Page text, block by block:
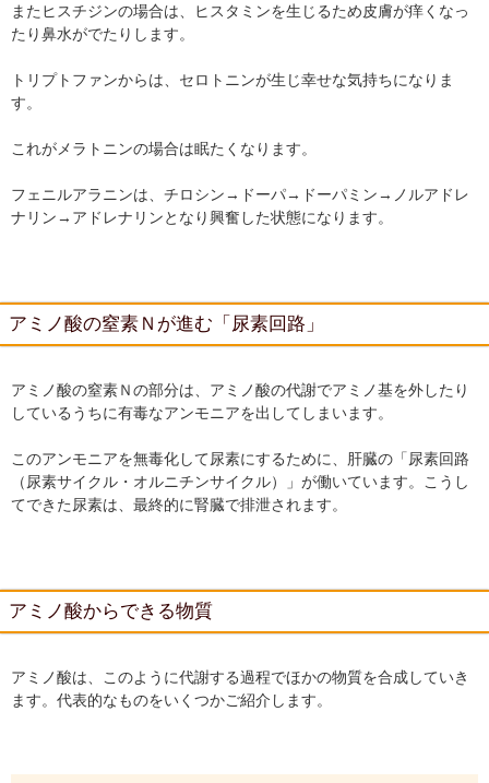
またヒスチジンの場合は、ヒスタミンを生じるため皮膚が痒くなっ
たり鼻水がでたりします。
トリプトファンからは、セロトニンが生じ幸せな気持ちになりま
す。
これがメラトニンの場合は眠たくなります。
フェニルアラニンは、チロシン→ドーパ→ドーパミン→ノルアドレ
ナリン→アドレナリンとなり興奮した状態になります。
アミノ酸の窒素Ｎが進む「尿素回路」
アミノ酸の窒素Ｎの部分は、アミノ酸の代謝でアミノ基を外したり
しているうちに有毒なアンモニアを出してしまいます。
このアンモニアを無毒化して尿素にするために、肝臓の「尿素回路
（尿素サイクル・オルニチンサイクル）」が働いています。こうし
てできた尿素は、最終的に腎臓で排泄されます。
アミノ酸からできる物質
アミノ酸は、このように代謝する過程でほかの物質を合成していき
ます。代表的なものをいくつかご紹介します。